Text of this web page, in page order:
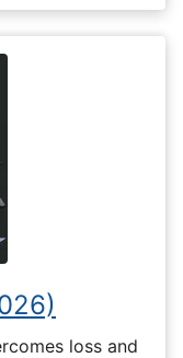
loss and